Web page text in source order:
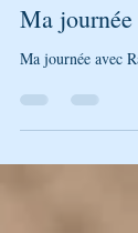
Génération
26 mars 2018
Ma journée
Ma journée avec